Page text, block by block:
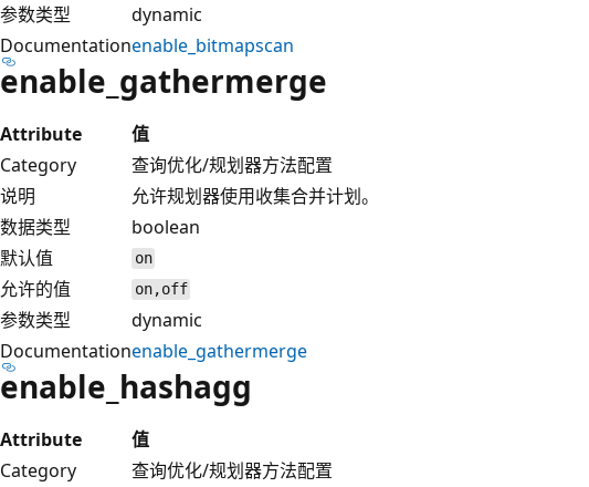
参数类型
dynamic
Documentationenable_bitmapscan
enable_gathermerge
Attribute
值
Category
查询优化/规划器方法配置
说明
允许规划器使用收集合并计划。
数据类型
boolean
默认值
on
允许的值 on,off
参数类型
dynamic
Documentationenable_gathermerge
enable_hashagg
Attribute
值
Category
查询优化/规划器方法配置